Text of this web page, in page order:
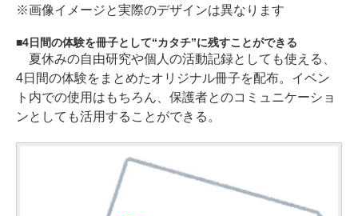
※画像イメージと実際のデザインは異なります
4日間の体験を冊子として“カタチ”に残すことができる
夏休みの自由研究や個人の活動記録としても使える、
4日間の体験をまとめたオリジナル冊子を配布。イベン
ト内での使用はもちろん、保護者とのコミュニケーショ
ンとしても活用することができる。